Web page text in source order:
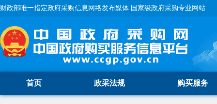
财政部唯一指定政府采购信息网络发布媒体 国家级政府采购专业网站
首页 政采法规 购买服务